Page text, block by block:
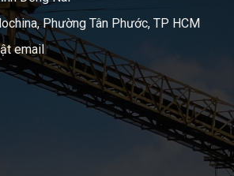
Phường Tân Phước, TP HCM
email